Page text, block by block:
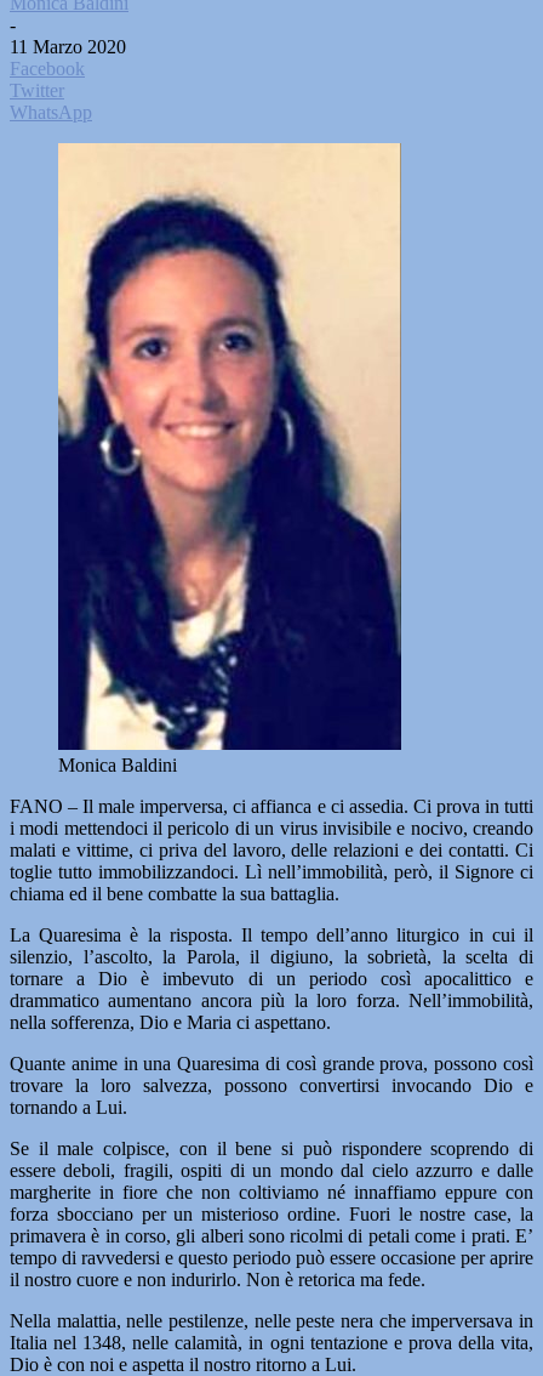
-
11 Marzo 2020
Facebook
Twitter
WhatsApp
Monica Baldini
FANO – Il male imperversa, ci affianca e ci assedia. Ci prova in tutti
i modi mettendoci il pericolo di un virus invisibile e nocivo, creando
malati e vittime, ci priva del lavoro, delle relazioni e dei contatti. Ci
toglie tutto immobilizzandoci. Lì nell’immobilità, però, il Signore ci
chiama ed il bene combatte la sua battaglia.
La Quaresima è la risposta. Il tempo dell’anno liturgico in cui il
silenzio, l’ascolto, la Parola, il digiuno, la sobrietà, la scelta di
tornare a Dio è imbevuto di un periodo così apocalittico e
drammatico aumentano ancora più la loro forza. Nell’immobilità,
nella sofferenza, Dio e Maria ci aspettano.
Quante anime in una Quaresima di così grande prova, possono così
trovare la loro salvezza, possono convertirsi invocando Dio e
tornando a Lui.
Se il male colpisce, con il bene si può rispondere scoprendo di
essere deboli, fragili, ospiti di un mondo dal cielo azzurro e dalle
margherite in fiore che non coltiviamo né innaffiamo eppure con
forza sbocciano per un misterioso ordine. Fuori le nostre case, la
primavera è in corso, gli alberi sono ricolmi di petali come i prati. E’
tempo di ravvedersi e questo periodo può essere occasione per aprire
il nostro cuore e non indurirlo. Non è retorica ma fede.
Nella malattia, nelle pestilenze, nelle peste nera che imperversava in
Italia nel 1348, nelle calamità, in ogni tentazione e prova della vita,
Dio è con noi e aspetta il nostro ritorno a Lui.